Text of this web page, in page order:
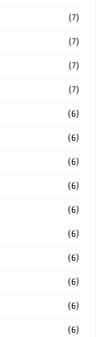
(7)
(7)
(7)
(7)
(6)
(6)
(6)
(6)
(6)
(6)
(6)
(6)
(6)
(6)